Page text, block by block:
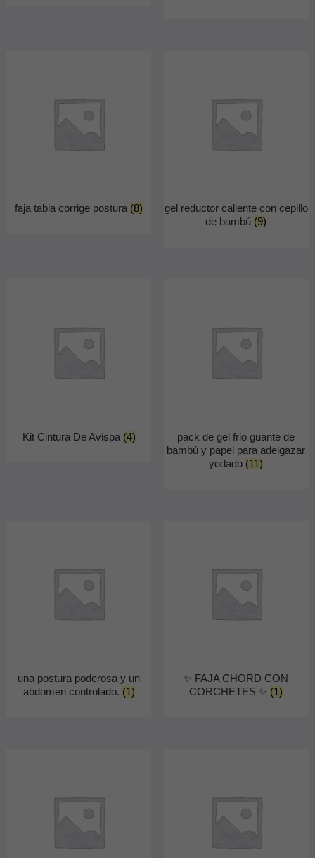
faja tabla corrige postura (8)
gel reductor caliente con cepillo
de bambú (9)
Kit Cintura De Avispa (4)
pack de gel frio guante de
bambú y papel para adelgazar
yodado (11)
una postura poderosa y un
abdomen controlado. (1)
✨ FAJA CHORD CON
CORCHETES ✨ (1)